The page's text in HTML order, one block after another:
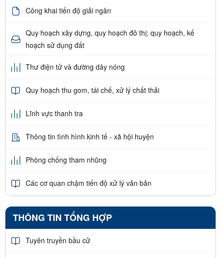
Công khai tiến độ giải ngân
Quy hoạch xây dựng, quy hoạch đô thị; quy hoạch, kế
hoạch sử dụng đất
Thư điện tử và đường dây nóng
Quy hoạch thu gom, tái chế, xử lý chất thải
Lĩnh vực thanh tra
Thông tin tình hình kinh tế - xã hội huyện
Phòng chống tham nhũng
Các cơ quan chậm tiến độ xử lý văn bản
THÔNG TIN TỔNG HỢP
Tuyên truyền bầu cử